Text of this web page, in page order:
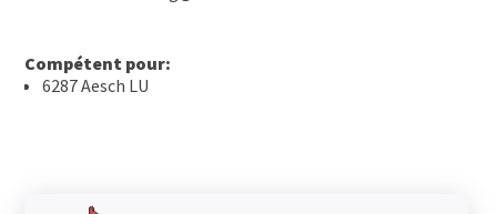
Compétent pour:
6287 Aesch LU